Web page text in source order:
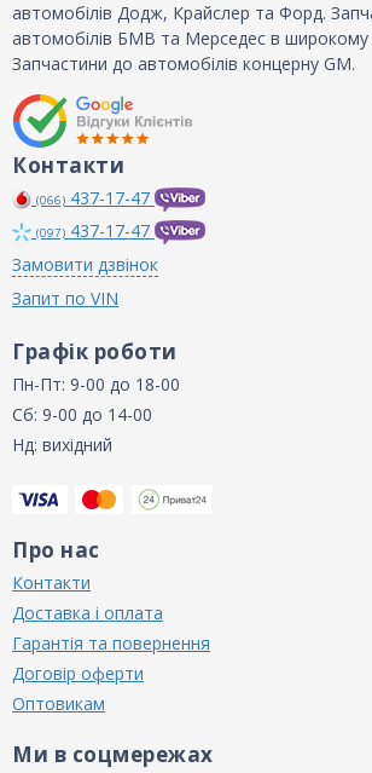
автомобілів Додж, Крайслер та Форд.
автомобілів БМВ та Мерседес в широкому
Запчастини до автомобілів концерну GM.
Контакти
(066) 437-17-47
(097) 437-17-47
Замовити дзвінок
Запит по VIN
Графік роботи
Пн-Пт: 9-00 до 18-00
Сб: 9-00 до 14-00
Нд: вихідний
Про нас
Контакти
Доставка і оплата
Гарантія та повернення
Договір оферти
Оптовикам
Ми в соцмережах